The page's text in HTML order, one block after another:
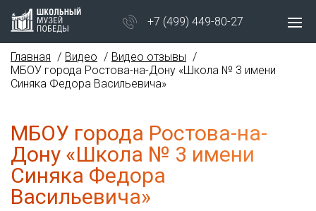
+7 (499) 449-80-27
Главная Видео
Видео отзывы
МБОУ города Ростова-на-Дону «Школа № 3 имени
Синяка Федора Васильевича»
МБОУ города Ростова-на-
Дону «Школа № 3 имени
Синяка Федора
Васильевича»